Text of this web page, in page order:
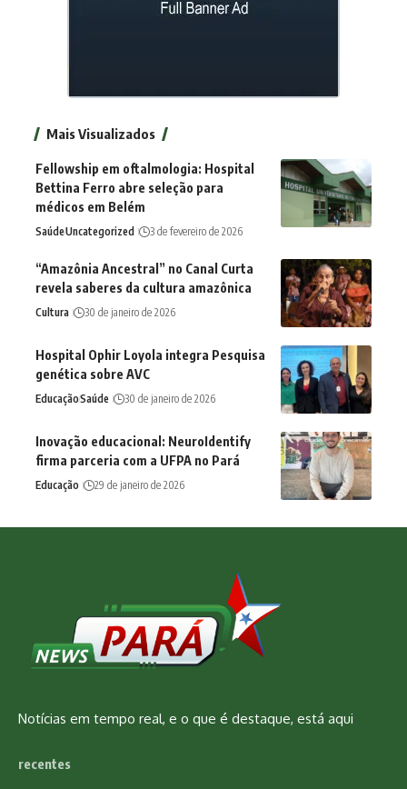
Mais Visualizados
Fellowship em oftalmologia: Hospital
Bettina Ferro abre seleção para
médicos em Belém
SaúdeUncategorized 3 de fevereiro de 2026
“Amazônia Ancestral” no Canal Curta
revela saberes da cultura amazônica
Cultura 30 de janeiro de 2026
Hospital Ophir Loyola integra Pesquisa
genética sobre AVC
EducaçãoSaúde 30 de janeiro de 2026
Inovação educacional: NeuroIdentify
firma parceria com a UFPA no Pará
Educação 29 de janeiro de 2026
Notícias em tempo real, e o que é destaque, está aqui
recentes